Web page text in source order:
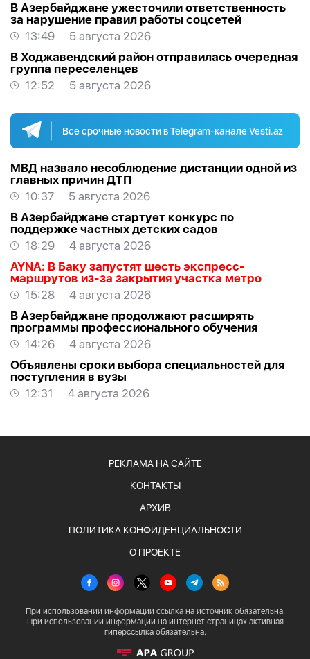
В Азербайджане ужесточили ответственность
за нарушение правил работы соцсетей
13:49
5 августа 2026
В Ходжавендский район отправилась очередная
группа переселенцев
12:52
5 августа 2026
Все срочные новости в Telegram-канале Vesti.az
МВД назвало несоблюдение дистанции одной из
главных причин ДТП
10:37
5 августа 2026
В Азербайджане стартует конкурс по
поддержке частных детских садов
18:29
4 августа 2026
AYNA: В Баку запустят шесть экспресс-
маршрутов из-за закрытия участка метро
15:28
4 августа 2026
В Азербайджане продолжают расширять
программы профессионального обучения
14:26
4 августа 2026
Объявлены сроки выбора специальностей для
поступления в вузы
12:31
4 августа 2026
РЕКЛАМА НА САЙТЕ
КОНТАКТЫ
АРХИВ
ПОЛИТИКА КОНФИДЕНЦИАЛЬНОСТИ
О ПРОЕКТЕ
При использовании информации ссылка на источник обязательна.
При использовании информации на интернет страницах активная
гиперссылка обязательна.